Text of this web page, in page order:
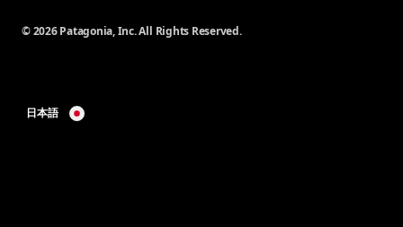
© 2026 Patagonia, Inc. All Rights Reserved.
日本語